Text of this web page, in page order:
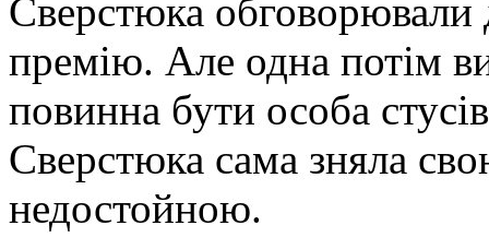
Сверстюка обговорювали
премію. Але одна потім
повинна бути особа
Сверстюка сама зняла
недостойною.